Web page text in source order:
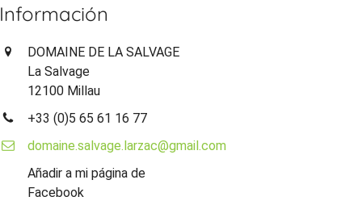
Información
DOMAINE DE LA SALVAGE
La Salvage
12100 Millau
+33 (0)5 65 61 16 77
domaine.salvage.larzac@gmail.com
Añadir a mi página de
Facebook